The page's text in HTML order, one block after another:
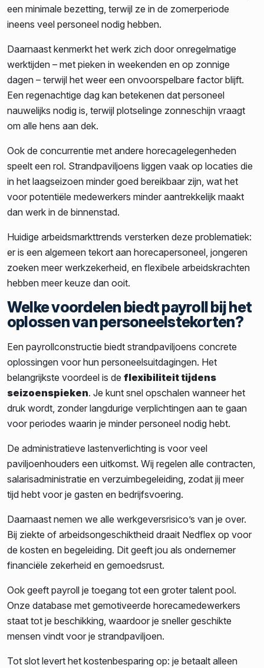
een minimale bezetting, terwijl ze in de zomerperiode
ineens veel personeel nodig hebben.
Daarnaast kenmerkt het werk zich door onregelmatige
werktijden – met pieken in weekenden en op zonnige
dagen – terwijl het weer een onvoorspelbare factor blijft.
Een regenachtige dag kan betekenen dat personeel
nauwelijks nodig is, terwijl plotselinge zonneschijn vraagt
om alle hens aan dek.
Ook de concurrentie met andere horecagelegenheden
speelt een rol. Strandpaviljoens liggen vaak op locaties die
in het laagseizoen minder goed bereikbaar zijn, wat het
voor potentiële medewerkers minder aantrekkelijk maakt
dan werk in de binnenstad.
Huidige arbeidsmarkttrends versterken deze problematiek:
er is een algemeen tekort aan horecapersoneel, jongeren
zoeken meer werkzekerheid, en flexibele arbeidskrachten
hebben meer keuze dan ooit.
Welke voordelen biedt payroll bij het
oplossen van personeelstekorten?
Een payrollconstructie biedt strandpaviljoens concrete
oplossingen voor hun personeelsuitdagingen. Het
belangrijkste voordeel is de flexibiliteit tijdens
seizoenspieken. Je kunt snel opschalen wanneer het
druk wordt, zonder langdurige verplichtingen aan te gaan
voor periodes waarin je minder personeel nodig hebt.
De administratieve lastenverlichting is voor veel
paviljoenhouders een uitkomst. Wij regelen alle contracten,
salarisadministratie en verzuimbegeleiding, zodat jij meer
tijd hebt voor je gasten en bedrijfsvoering.
Daarnaast nemen we alle werkgeversrisico’s van je over.
Bij ziekte of arbeidsongeschiktheid draait Nedflex op voor
de kosten en begeleiding. Dit geeft jou als ondernemer
financiële zekerheid en gemoedsrust.
Ook geeft payroll je toegang tot een groter talent pool.
Onze database met gemotiveerde horecamedewerkers
staat tot je beschikking, waardoor je sneller geschikte
mensen vindt voor je strandpaviljoen.
Tot slot levert het kostenbesparing op: je betaalt alleen